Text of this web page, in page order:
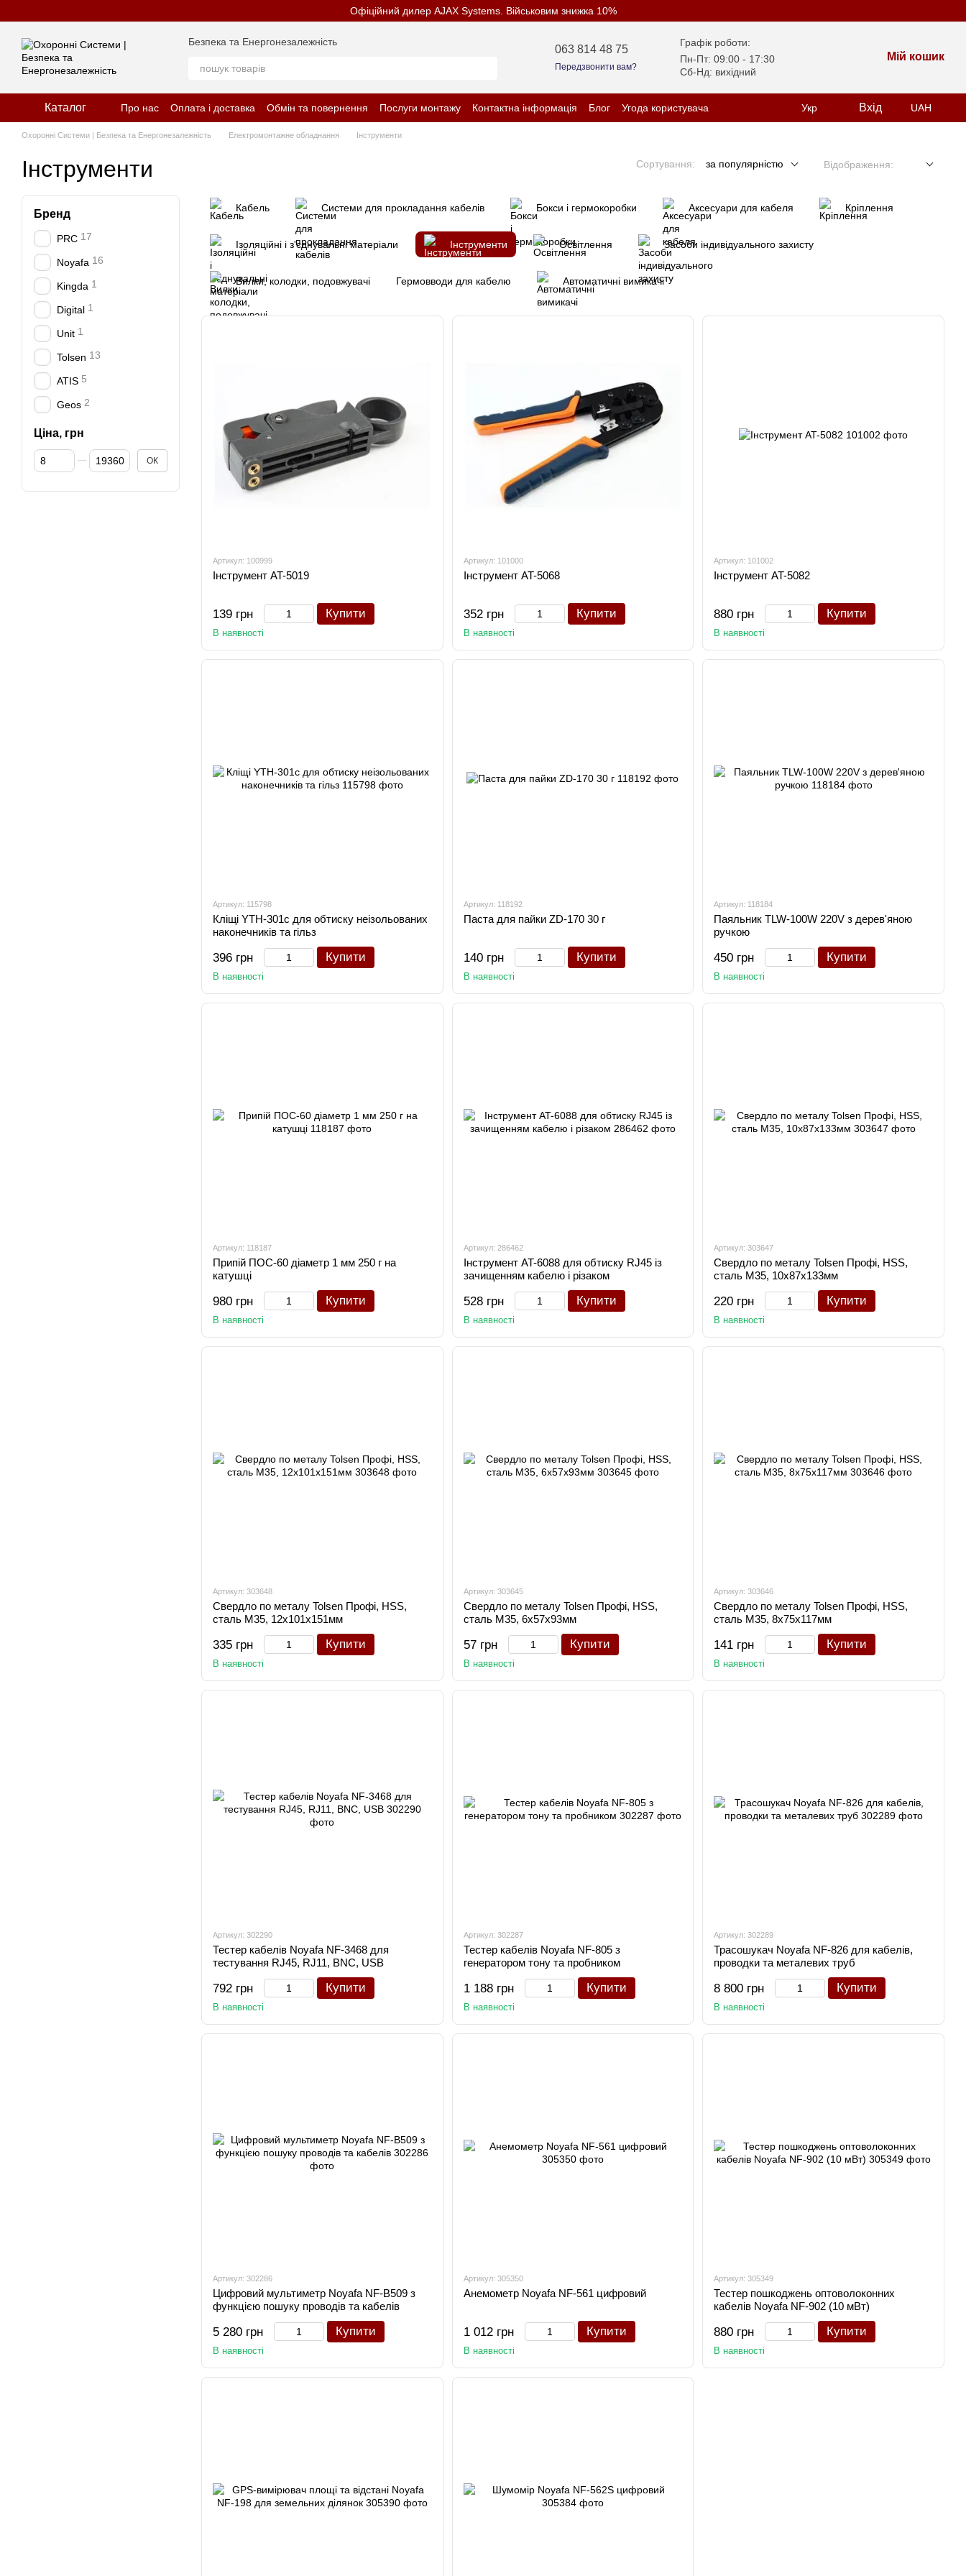
Офіційний дилер AJAX Systems. Військовим знижка 10%
Безпека та Енергонезалежність
063 814 48 75
Передзвонити вам?
Графік роботи:
Пн-Пт: 09:00 - 17:30
Сб-Нд: вихідний
Мій кошик
Каталог Про нас Оплата і доставка Обмін та повернення Послуги монтажу Контактна інформація Блог
Угода користувача
Відгуки про магазин
Політика конфіденційності
Укр Вхід UAH
Охоронні Системи | Безпека та Енергонезалежність Електромонтажне обладнання Інструменти
Інструменти Сортування: за популярністю Відображення:
Кабель Системи для прокладання кабелів Бокси і гермокоробки Аксесуари для кабеля Кріплення
Ізоляційні і з'єднувальні матеріали Інструменти Освітлення Засоби індивідуального захисту
Вилки, колодки, подовжувачі Гермовводи для кабелю Автоматичні вимикачі
Артикул: 100999
Інструмент AT-5019
139 грн Купити
В наявності
Артикул: 101000
Інструмент AT-5068
352 грн Купити
В наявності
Артикул: 101002
Інструмент AT-5082
880 грн Купити
В наявності
Артикул: 115798
Кліщі YTH-301c для обтиску неізольованих
наконечників та гільз
396 грн Купити
В наявності
Артикул: 118192
Паста для пайки ZD-170 30 г
140 грн Купити
В наявності
Артикул: 118184
Паяльник TLW-100W 220V з дерев'яною
ручкою
450 грн Купити
В наявності
Артикул: 118187
Припій ПОС-60 діаметр 1 мм 250 г на
катушці
980 грн Купити
В наявності
Артикул: 286462
Інструмент AT-6088 для обтиску RJ45 із
зачищенням кабелю і різаком
528 грн Купити
В наявності
Артикул: 303647
Свердло по металу Tolsen Профі, HSS,
сталь М35, 10x87x133мм
220 грн Купити
В наявності
Артикул: 303648
Свердло по металу Tolsen Профі, HSS,
сталь М35, 12x101x151мм
335 грн Купити
В наявності
Артикул: 303645
Свердло по металу Tolsen Профі, HSS,
сталь М35, 6x57x93мм
57 грн Купити
В наявності
Артикул: 303646
Свердло по металу Tolsen Профі, HSS,
сталь М35, 8x75x117мм
141 грн Купити
В наявності
Артикул: 302290
Тестер кабелів Noyafa NF-3468 для
тестування RJ45, RJ11, BNC, USB
792 грн Купити
В наявності
Артикул: 302287
Тестер кабелів Noyafa NF-805 з
генератором тону та пробником
1 188 грн Купити
В наявності
Артикул: 302289
Трасошукач Noyafa NF-826 для кабелів,
проводки та металевих труб
8 800 грн Купити
В наявності
Артикул: 302286
Цифровий мультиметр Noyafa NF-B509 з
функцією пошуку проводів та кабелів
5 280 грн Купити
В наявності
Артикул: 305350
Анемометр Noyafa NF-561 цифровий
1 012 грн Купити
В наявності
Артикул: 305349
Тестер пошкоджень оптоволоконних
кабелів Noyafa NF-902 (10 мВт)
880 грн Купити
В наявності
Бренд
PRC 17
Noyafa 16
Kingda 1
Digital 1
Unit 1
Tolsen 13
ATIS 5
Geos 2
Ціна, грн
Від Ціна, грн
До Ціна, грн ОК